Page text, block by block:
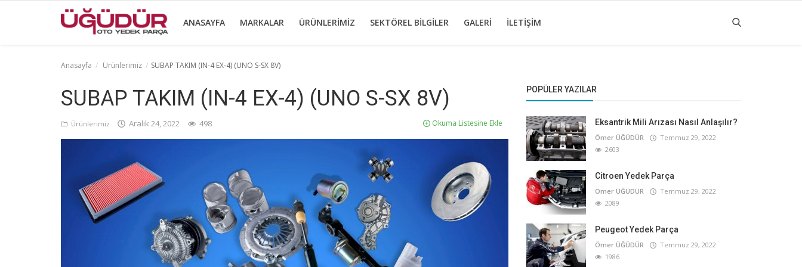
ANASAYFA MARKALAR ÜRÜNLERIMIZ SEKTÖREL BILGILER GALERI İLETIŞIM
Anasayfa Ürünlerimiz SUBAP TAKIM (IN-4 EX-4) (UNO S-SX 8V)
SUBAP TAKIM (IN-4 EX-4) (UNO S-SX 8V)
Ürünlerimiz Aralık 24, 2022 498 Okuma Listesine Ekle
POPÜLER YAZILAR
Eksantrik Mili Arızası Nasıl Anlaşılır?
Ömer ÜĞÜDÜR
Temmuz 29, 2022
2603
Citroen Yedek Parça
Ömer ÜĞÜDÜR
Temmuz 29, 2022
2089
Peugeot Yedek Parça
Ömer ÜĞÜDÜR
Temmuz 29, 2022
1986